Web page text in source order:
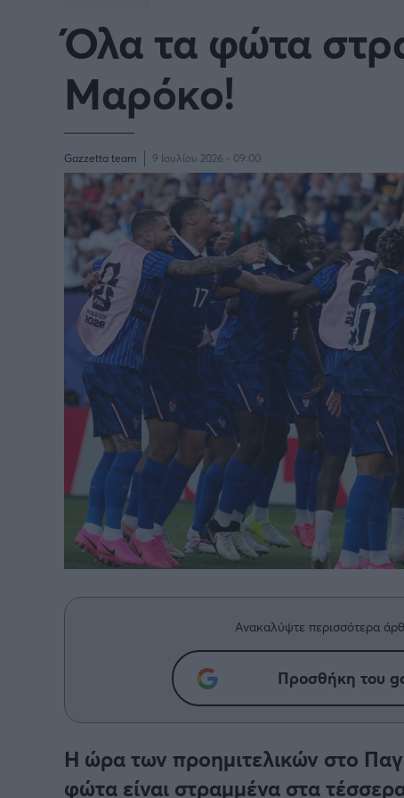
Πυγμαχία
Γιώργος Τσακίρης
FA CUP SERIE
COPA DEL REY
PREMIER LEAGUE Ρωσίας
EUROPA LEAGUE UEFA
EURO Γ'
CONFERENCE LEAGUE
COPA AFRICA MLS
Παγκόσμιο Κύπελλο Συλλόγων
2025
LIGA
Όλα τα φώτα
Μαρόκο!
Gazzetta team 9 Ιουλίου 2026 - 09:00
Ανακαλύψτε περισσότερα
Προσθήκη του
Η ώρα των προημιτελικών στο
φώτα είναι στραμμένα στα